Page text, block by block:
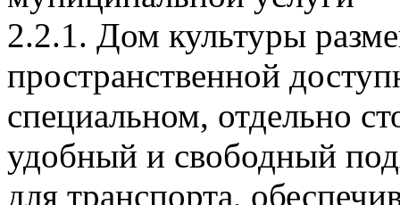
2.2.1. Дом культуры
пространственной
специальном, отдельно
удобный и свободный
для транспорта,